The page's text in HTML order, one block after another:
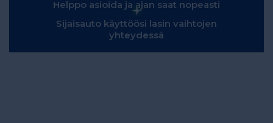
Helppo asioida ja ajan saat nopeasti
Sijaisauto käyttöösi lasin vaihtojen
yhteydessä